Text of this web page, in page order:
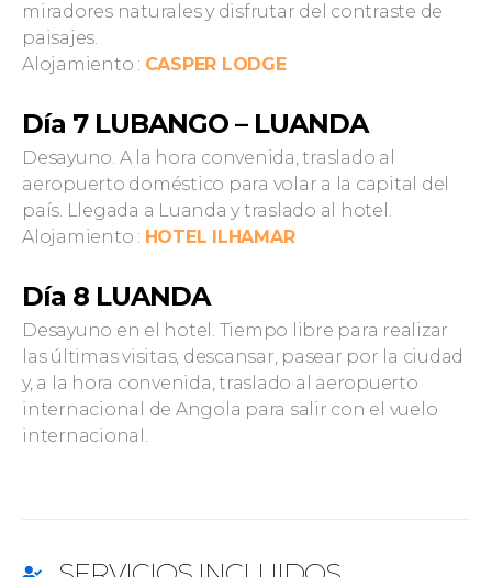
miradores naturales y disfrutar del contraste de
paisajes.
Alojamiento : CASPER LODGE
Día 7 LUBANGO – LUANDA
Desayuno. A la hora convenida, traslado al
aeropuerto doméstico para volar a la capital del
país. Llegada a Luanda y traslado al hotel.
Alojamiento : HOTEL ILHAMAR
Día 8 LUANDA
Desayuno en el hotel. Tiempo libre para realizar
las últimas visitas, descansar, pasear por la ciudad
y, a la hora convenida, traslado al aeropuerto
internacional de Angola para salir con el vuelo
internacional.